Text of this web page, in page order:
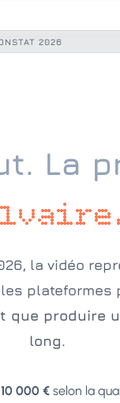
2026
La
la vidéo
que
long.
000 € selon la